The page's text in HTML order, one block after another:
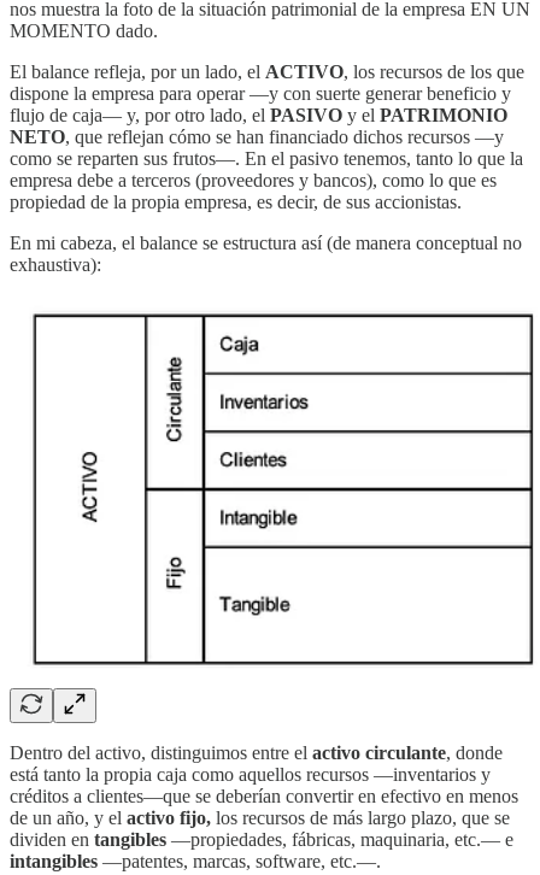
nos muestra la foto de la situación patrimonial de la empresa EN UN
MOMENTO dado.
El balance refleja, por un lado, el ACTIVO, los recursos de los que
dispone la empresa para operar —y con suerte generar beneficio y
flujo de caja— y, por otro lado, el PASIVO y el PATRIMONIO
NETO, que reflejan cómo se han financiado dichos recursos —y
como se reparten sus frutos—. En el pasivo tenemos, tanto lo que la
empresa debe a terceros (proveedores y bancos), como lo que es
propiedad de la propia empresa, es decir, de sus accionistas.
En mi cabeza, el balance se estructura así (de manera conceptual no
exhaustiva):
Dentro del activo, distinguimos entre el activo circulante, donde
está tanto la propia caja como aquellos recursos —inventarios y
créditos a clientes—que se deberían convertir en efectivo en menos
de un año, y el activo fijo, los recursos de más largo plazo, que se
dividen en tangibles —propiedades, fábricas, maquinaria, etc.— e
intangibles —patentes, marcas, software, etc.—.